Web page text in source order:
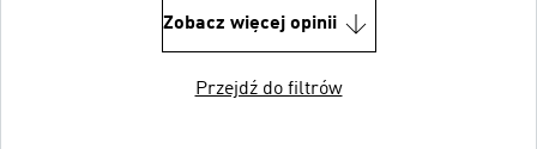
Zobacz więcej opinii
Przejdź do filtrów